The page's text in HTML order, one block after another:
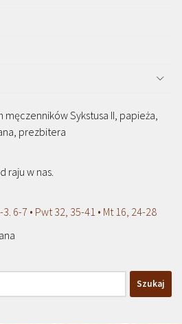
męczenników Sykstusa II, papieża,
prezbitera
raju w nas.
3. 6-7 • Pwt 32, 35-41 • Mt 16, 24-28